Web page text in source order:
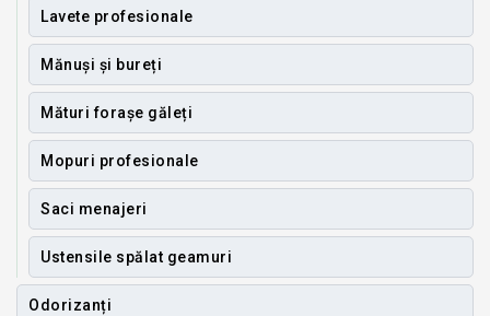
Lavete profesionale
Mănuși și bureți
Mături forașe găleți
Mopuri profesionale
Saci menajeri
Ustensile spălat geamuri
Odorizanți